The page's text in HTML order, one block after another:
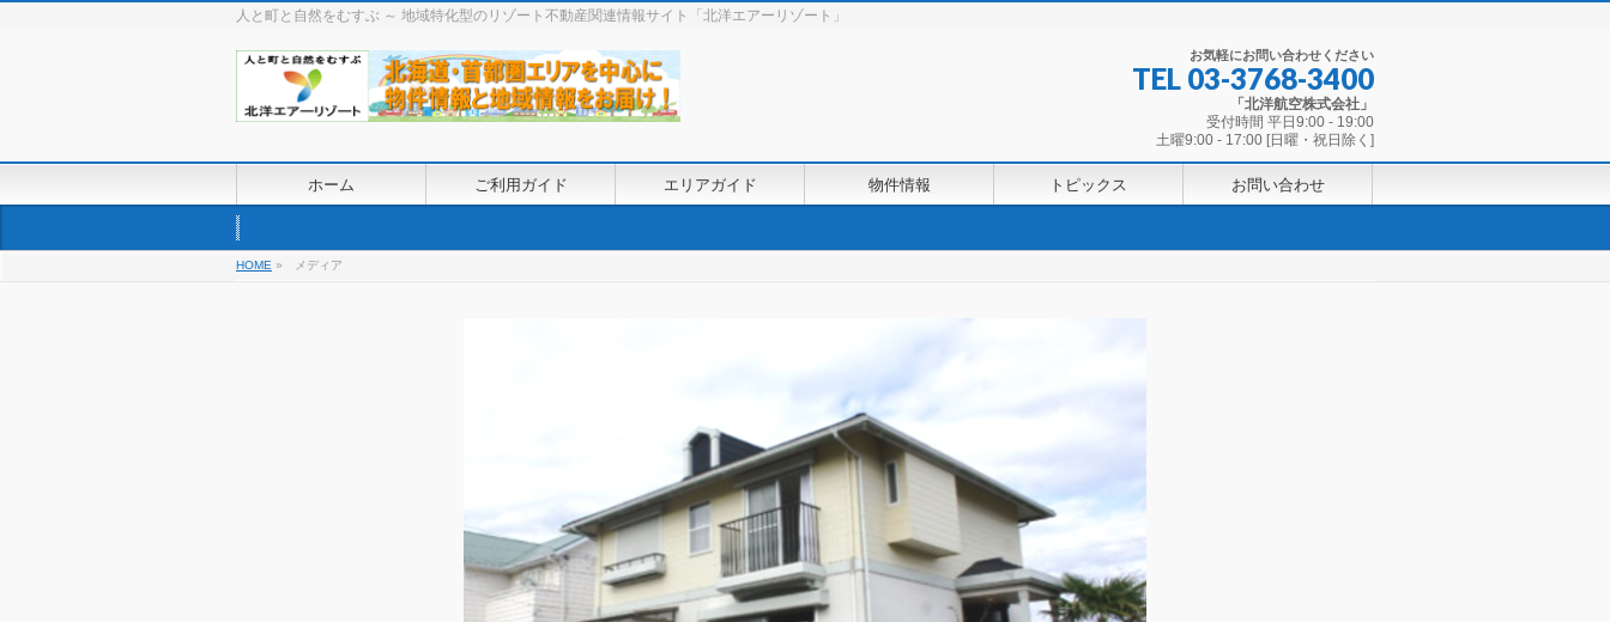
人と町と自然をむすぶ ～ 地域特化型のリゾート不動産関連情報サイト「北洋エアーリゾート」
お気軽にお問い合わせください
TEL 03-3768-3400
「北洋航空株式会社」
受付時間 平日9:00 - 19:00
土曜9:00 - 17:00 [日曜・祝日除く]
ホーム ご利用ガイド エリアガイド 物件情報 トピックス お問い合わせ
HOME » メディア